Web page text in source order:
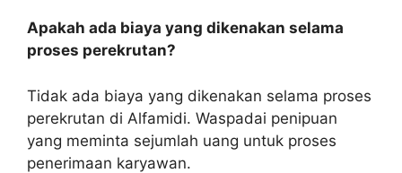
Apakah ada biaya yang dikenakan selama
proses perekrutan?
Tidak ada biaya yang dikenakan selama proses
perekrutan di Alfamidi. Waspadai penipuan
yang meminta sejumlah uang untuk proses
penerimaan karyawan.